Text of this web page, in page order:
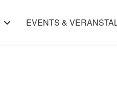
EVENTS &